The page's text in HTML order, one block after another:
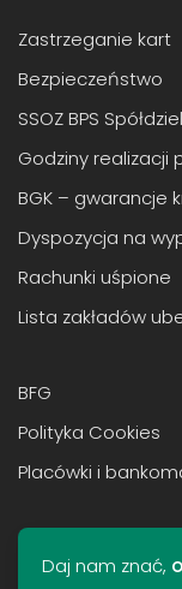
Zastrzeganie kart
Bezpieczeństwo
SSOZ BPS
Godziny realizacji
BGK – gwarancje
Dyspozycja na
Rachunki uśpione
Lista zakładów
BFG
Polityka Cookies
Placówki i
Daj nam znać,